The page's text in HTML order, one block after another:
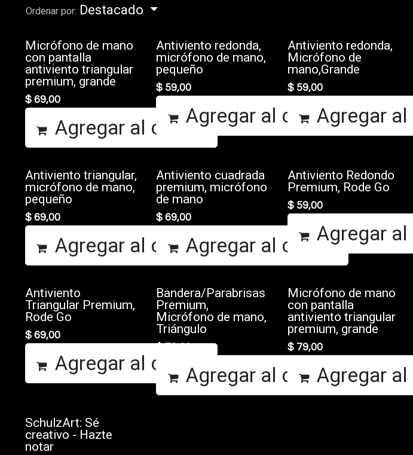
Ordenar por: Destacado
Micrófono de mano
con pantalla
antiviento triangular
premium, grande
$ 69,00
Agregar al carrito
Antiviento redonda,
micrófono de mano,
pequeño
$59,00
Agregar al carrito
Antiviento redonda,
Micrófono de
mano,Grande
$ 59,00
Agregar
Antiviento triangular,
micrófono de mano,
pequeño
$ 69,00
Agregar al carrito
Antiviento cuadrada
premium, micrófono
de mano
$69,00
Agregar al carrito
Antiviento Redondo
Premium, Rode Go
$ 59,00
Agregar
Antiviento
Triangular Premium,
Rode Go
$ 69,00
Agregar al carrito
Bandera/Parabrisas
Premium,
Micrófono de mano,
Triángulo
Agregar al carrito
Micrófono de mano
con pantalla
antiviento triangular
premium, grande
$ 79,00
Agregar
SchulzArt: Sé
creativo - Hazte
notar